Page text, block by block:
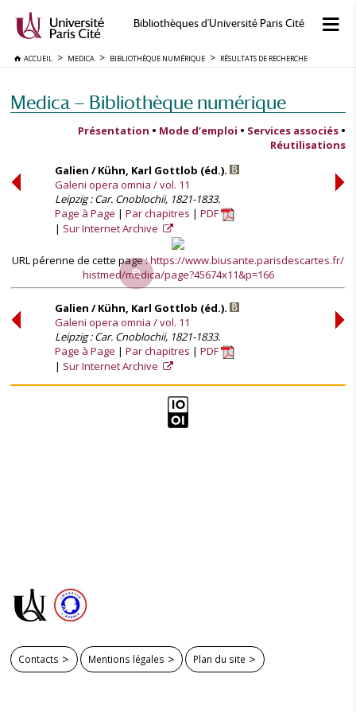
Bibliothèques d'Université Paris Cité
ACCUEIL MEDICA BIBLIOTHÈQUE NUMÉRIQUE RÉSULTATS DE RECHERCHE
Medica — Bibliothèque numérique
Présentation • Mode d’emploi • Services associés •
Réutilisations
Galien / Kühn, Karl Gottlob (éd.).
Galeni opera omnia / vol. 11
Leipzig : Car. Cnoblochii, 1821-1833.
Page à Page
Par chapitres
PDF
Sur Internet Archive
URL pérenne de cette page :https://www.biusante.parisdescartes.fr/
histmed/medica/page?45674x11&p=166
Galien / Kühn, Karl Gottlob (éd.).
Galeni opera omnia / vol. 11
Leipzig : Car. Cnoblochii, 1821-1833.
Page à Page
Par chapitres
PDF
Sur Internet Archive
Contacts Mentions légales Plan du site